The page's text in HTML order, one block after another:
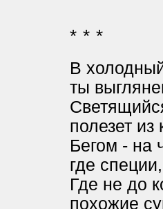
* * *
В
ты
полезет из
Бегом - на
где
Где не до
похожие